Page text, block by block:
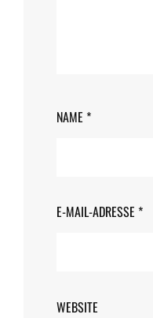
NAME *
E-MAIL-ADRESSE *
WEBSITE